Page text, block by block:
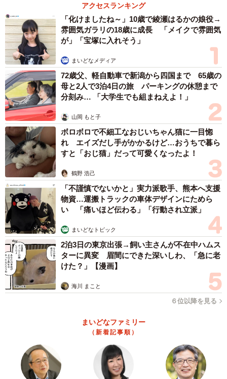
アクセスランキング
「化けましたね～」10歳で綾瀬はるかの娘役→
雰囲気ガラリの18歳に成長 「メイクで雰囲気
が」「宝塚に入れそう」
まいどなメディア
72歳父、軽自動車で新潟から四国まで 65歳の
母と2人で3泊4日の旅 パーキングの休憩まで
分刻み… 「大学生でも組まねえよ！」
山岡 もと子
ボロボロで不細工なおじいちゃん猫に一目惚
れ エイズだし手がかかるけど…おうちで暮ら
すと「おじ猫」だって可愛くなったよ！
鶴野 浩己
「不謹慎でないかと」実力派歌手、熊本へ支援
物資…運搬トラックの車体デザインにためら
い 「痛いほど伝わる」「行動され立派」
まいどなトピック
2泊3日の東京出張→飼い主さんが不在中ハムス
ターに異変 眉間にできた深いしわ、「急に老
けた？」【漫画】
海川 まこと
６位以降を見る
まいどなファミリー
（新着記事順）